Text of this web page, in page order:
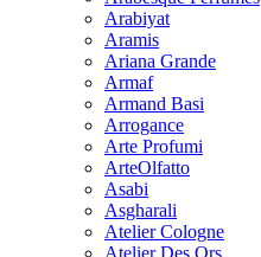
Arabiyat
Aramis
Ariana Grande
Armaf
Armand Basi
Arrogance
Arte Profumi
ArteOlfatto
Asabi
Asgharali
Atelier Cologne
Atelier Des Ors